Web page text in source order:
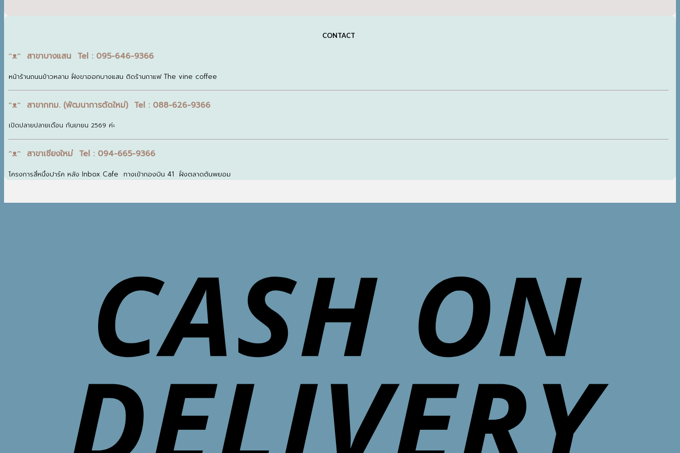
CONTACT
ᵔᴥᵔ สาขาบางแสน Tel : 095-646-9366
หน้าร้านถนนข้าวหลาม ฝั่งขาออกบางแสน ติดร้านกาแฟ The vine coffee
ᵔᴥᵔ สาขากทม. (พัฒนาการตัดใหม่) Tel : 088-626-9366
เปิดปลายปลายเดือน กันยายน 2569 ค่ะ
ᵔᴥᵔ สาขาเชียงใหม่ Tel : 094-665-9366
โครงการสี่หนึ่งปาร์ค หลัง Inbox Cafe ทางเข้ากองบิน 41 ฝั่งตลาดต้นพยอม